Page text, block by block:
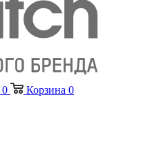
0 Корзина 0